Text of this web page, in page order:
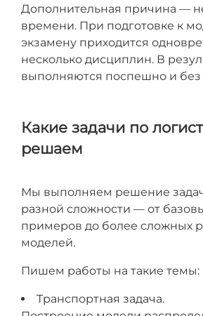
Дополнительная причина —
времени. При подготовке к
экзамену приходится
несколько дисциплин. В
выполняются поспешно и без
Какие задачи по
решаем
Мы выполняем решение
разной сложности — от
примеров до более сложных
моделей.
Пишем работы на такие темы:
Транспортная задача.